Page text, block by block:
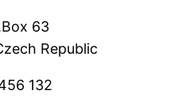
63
Republic
132